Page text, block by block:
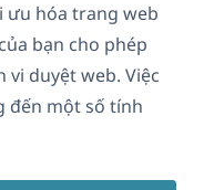
ưu hóa trang web
bạn cho phép
duyệt web. Việc
đến một số tính
cửa
sổ
mới)
trong
cửa
sổ
mới)